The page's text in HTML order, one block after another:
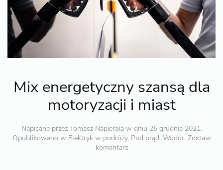
Mix energetyczny szansą dla
motoryzacji i miast
Napisane przez Tomasz Napieraław dniu 25 grudnia 2021.
Opublikowano w Elektryk w podróży, Pod prąd, Wodór. Zostaw
komantarz